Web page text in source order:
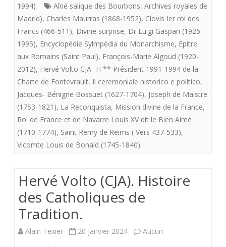
du
pouvoir
1994)
Aîné salique des Bourbons, Archives royales de
Madrid), Charles Maurras (1868-1952), Clovis Ier roi des
Francs (466-511), Divine surprise, Dr Luigi Gaspari (1926-
1995), Encyclopédie Sylmpédia du Monarchisme, Epitre
aux Romains (Saint Paul), François-Marie Algoud (1920-
2012), Hervé Volto CJA- H ** Président 1991-1994 de la
Charte de Fontevrault, Il ceremoniale historico e politico,
Jacques- Bénigne Bossuet (1627-1704), Joseph de Maistre
(1753-1821), La Reconquista, Mission divine de la France,
Roi de France et de Navarre Louis XV dit le Bien Aimé
(1710-1774), Saint Remy de Reims ( Vers 437-533),
Vicomte Louis de Bonald (1745-1840)
Hervé Volto (CJA). Histoire
des Catholiques de
Tradition.
Alain Texier 20 janvier 2024
Aucun